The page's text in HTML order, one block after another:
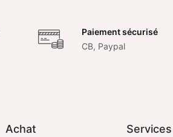
Paiement sécurisé
CB, Paypal
Achat Services